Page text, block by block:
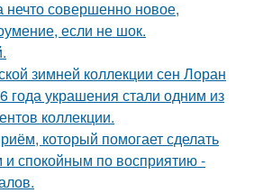
нечто совершенно новое,
если не шок.
зимней коллекции сен Лоран
года украшения стали одним из
коллекции.
который помогает сделать
и спокойным по восприятию -